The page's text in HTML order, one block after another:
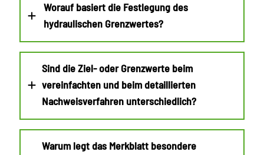
Worauf basiert die Festlegung des
hydraulischen Grenzwertes?
Sind die Ziel- oder Grenzwerte beim
vereinfachten und beim detaillierten
Nachweisverfahren unterschiedlich?
Warum legt das Merkblatt besondere